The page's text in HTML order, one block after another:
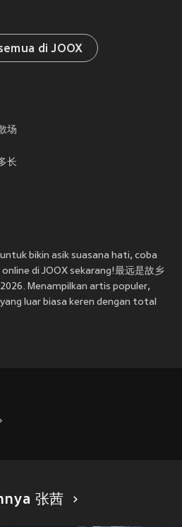
di JOOX
场
长
bikin asik suasana hati, coba
di JOOX sekarang!最远是故乡
Menampilkan artis populer,
luar biasa keren dengan total
张茜